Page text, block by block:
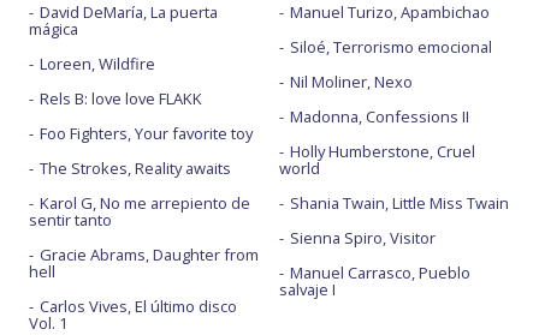
David DeMaría, La puerta
mágica
Loreen, Wildfire
Rels B: love love FLAKK
Foo Fighters, Your favorite toy
The Strokes, Reality awaits
Karol G, No me arrepiento de
sentir tanto
Gracie Abrams, Daughter from
hell
Carlos Vives, El último disco
Vol. 1
Manuel Turizo, Apambichao
Siloé, Terrorismo emocional
Nil Moliner, Nexo
Madonna, Confessions II
Holly Humberstone, Cruel
world
Shania Twain, Little Miss Twain
Sienna Spiro, Visitor
Manuel Carrasco, Pueblo
salvaje I